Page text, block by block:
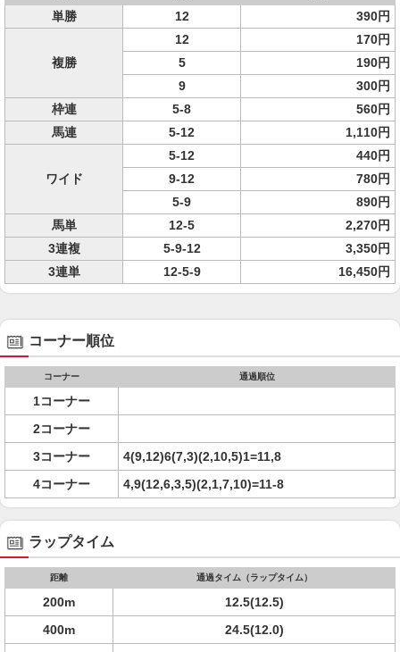
単勝 12 390円
複勝
12
170円
5
190円
9
300円
枠連
5-8
560円
馬連
5-12 1,110円
ワイド
5-12
440円
9-12
780円
5-9
890円
馬単
12-5
2,270円
3連複
5-9-12
3,350円
3連単
12-5-9 16,450円
コーナー順位
コーナー 通過順位
1コーナー
2コーナー
3コーナー
4(9,12)6(7,3)(2,10,5)1=11,8
4コーナー
4,9(12,6,3,5)(2,1,7,10)=11-8
ラップタイム
距離 通過タイム（ラップタイム）
200m
12.5(12.5)
400m
24.5(12.0)